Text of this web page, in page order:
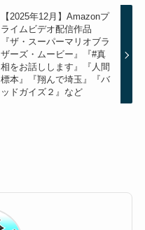
【2025年12月】Amazonプ
ライムビデオ配信作品
『ザ・スーパーマリオブラ
ザーズ・ムービー』『#真
相をお話しします』『人間
標本』『翔んで埼玉』『バ
ッドガイズ２』など